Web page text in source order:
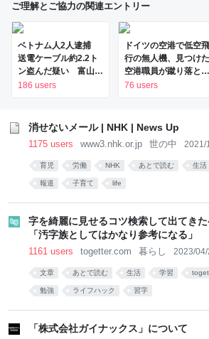
ご理解とご協力の関連エントリー
ベトナム人2人逮捕
送電ケーブル約2.2ト
ン盗んだ疑い 富山県
（2026年8月7日掲
186 users
ドイツの空港で低空飛
行の無人機、見つけた
空港職員が蹴り落と
す…積んでいたのは高
76 users
消せないメール | NHK | News Up
1175 users www3.nhk.or.jp 世の中 2021/
育児 労働 NHK あとで読む 生活
報道 子育て life
字を綺麗に見せるコツ検索して出てき
「汚字族としてはかなり参考になる」
1161 users togetter.com 暮らし 2023/04/
文章 あとで読む 生活 学習
勉強 ライフハック 習字
「株式会社ガイナックス」について